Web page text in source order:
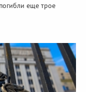
еще трое